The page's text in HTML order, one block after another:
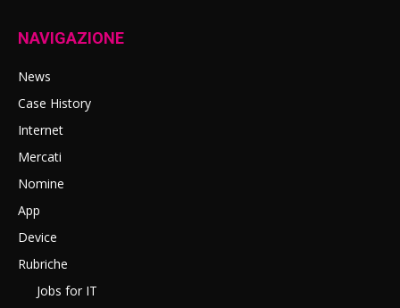
NAVIGAZIONE
News
Case History
Internet
Mercati
Nomine
App
Device
Rubriche
Jobs for IT